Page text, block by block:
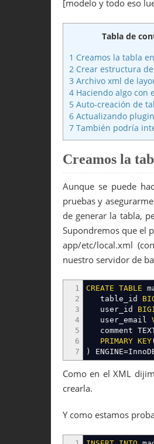
21
23
26
27
28
29
30
31
32
33
34
36
38
40
41
43
44
45
47
48
49
50
51
52
53
54
55
56
58
60
62
<args>
</args>
</routers
<!-- Lo
<!-- Lo
<layout
<updates>
<file>
</
</updates>
<!-- Lo
<!--
<global
<models >
<holamundo
<class
</
</
</
</
</models
</
[modelo y todo eso
Tabla de
1 Creamos la tabla
2 Crear estructura
3 Archivo xml de
4 Haciendo algo con
5 Auto-creación de
6 Actualizando
7 También podría
Creamos la
Aunque se puede
pruebas y
de generar la tabla,
Supondremos que el
app/etc/local.xml
nuestro servidor de
1
2
3
4
5
6
7
CREATE TABLE
table_id
user_id
user_email
comment
PRIMARY KEY
)
ENGINE=
Como en el XML
crearla.
Y como estamos